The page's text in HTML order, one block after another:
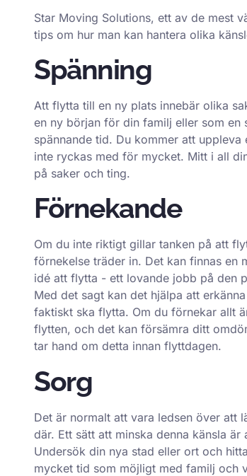
Star Moving Solutions, ett av de mest
tips om hur man kan hantera olika
Spänning
Att flytta till en ny plats innebär olika
en ny början för din familj eller som
spännande tid. Du kommer att
inte ryckas med för mycket. Mitt i all
på saker och ting.
Förnekande
Om du inte riktigt gillar tanken på att
förnekelse träder in. Det kan finnas en
idé att flytta - ett lovande jobb på den
Med det sagt kan det hjälpa att
faktiskt ska flytta. Om du förnekar allt
flytten, och det kan försämra ditt
tar hand om detta innan flyttdagen.
Sorg
Det är normalt att vara ledsen över att
där. Ett sätt att minska denna känsla
Undersök din nya stad eller ort och
mycket tid som möjligt med familj och